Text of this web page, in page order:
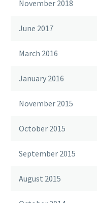
November 2018
June 2017
March 2016
January 2016
November 2015
October 2015
September 2015
August 2015